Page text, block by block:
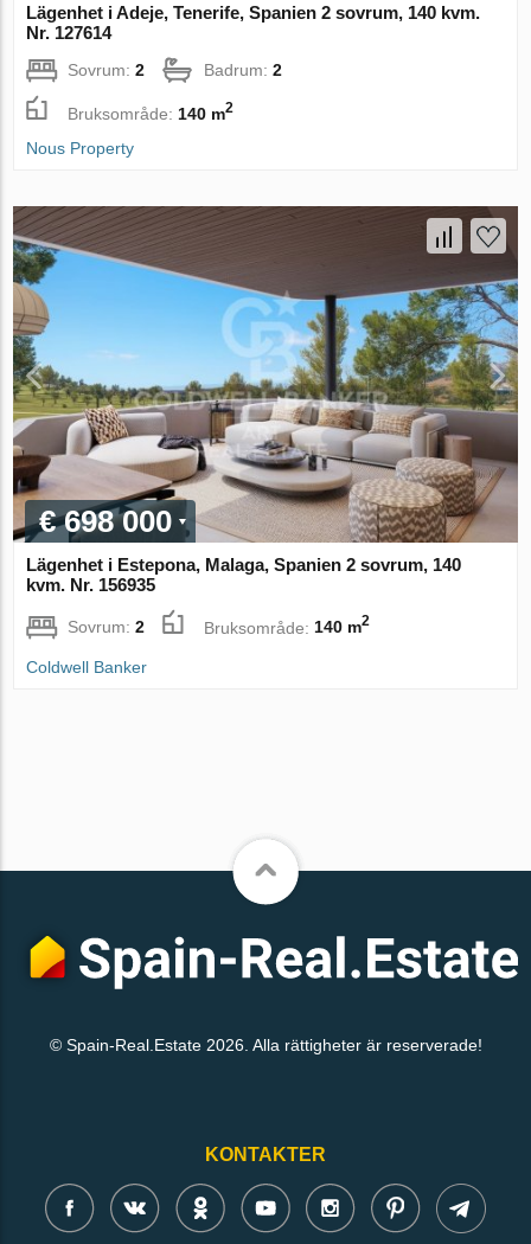
Lägenhet i Adeje, Tenerife, Spanien 2 sovrum, 140 kvm.
Nr. 127614
Sovrum:2 Badrum:2
Bruksområde: 140 m2
Nous Property
€ 698 000
Lägenhet i Estepona, Malaga, Spanien 2 sovrum, 140
kvm. Nr. 156935
Sovrum:2 Bruksområde:140 m2
Coldwell Banker
© Spain-Real.Estate 2026. Alla rättigheter är reserverade!
KONTAKTER